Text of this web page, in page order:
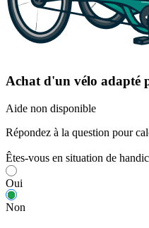
Achat d'un vélo adapté
Aide non disponible
Répondez à la question pour
Êtes-vous en situation de
Oui
Non